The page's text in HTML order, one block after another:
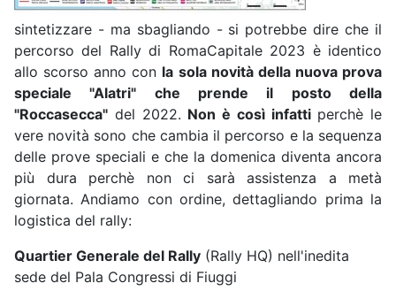
sintetizzare - ma sbagliando - si potrebbe dire che il
percorso del Rally di RomaCapitale 2023 è identico
allo scorso anno con la sola novità della nuova prova
speciale "Alatri" che prende il posto della
"Roccasecca" del 2022. Non è così infattiperchè le
vere novità sono che cambia il percorso e la sequenza
delle prove speciali e che la domenica diventa ancora
più dura perchè non ci sarà assistenza a metà
giornata. Andiamo con ordine, dettagliando prima la
logistica del rally:
Quartier Generale del Rally (Rally HQ) nell'inedita
sede del Pala Congressi di Fiuggi